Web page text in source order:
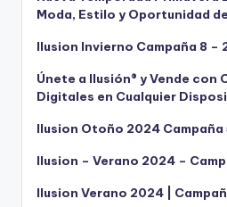
Moda, Estilo y Oportunidad
Ilusion Invierno Campaña 8 –
Únete a Ilusión® y Vende con
Digitales en Cualquier
Ilusion Otoño 2024 Campaña
Ilusion – Verano 2024 –
Ilusion Verano 2024 |